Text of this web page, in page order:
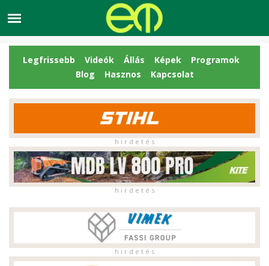
Legfrissebb Videók Állás Képek
Programok
Blog
Hasznos Kapcsolat
h i r d e t é s
h i r d e t é s
h i r d e t é s